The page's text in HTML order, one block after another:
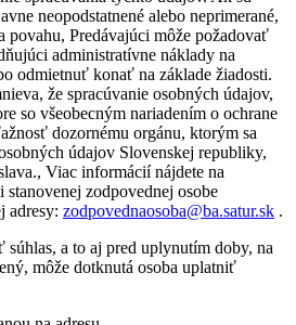
neopodstatnené alebo neprimerané,
povahu, Predávajúci môže požadovať
administratívne náklady na
odmietnuť konať na základe žiadosti.
že spracúvanie osobných údajov,
so všeobecným nariadením o ochrane
dozornému orgánu, ktorým sa
údajov Slovenskej republiky,
Viac informácií nájdete na
stanovenej zodpovednej osobe
adresy: zodpovednaosoba@ba.satur.sk .
a to aj pred uplynutím doby, na
môže dotknutá osoba uplatniť